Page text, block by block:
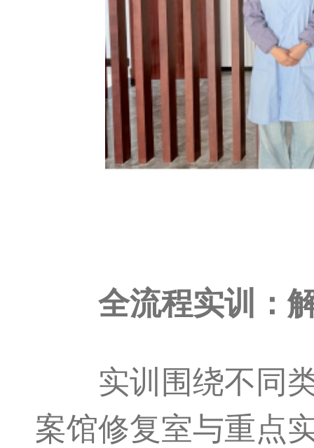
全流程实训：
实训围绕不同类
案馆修复室与重点